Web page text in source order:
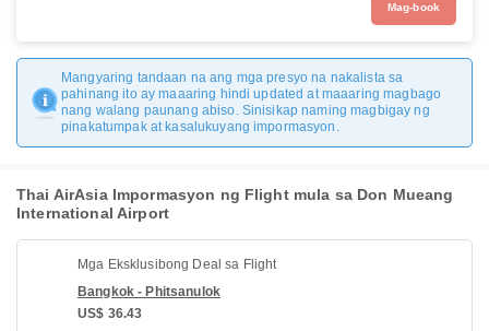
Mag-book
Mangyaring tandaan na ang mga presyo na nakalista sa
pahinang ito ay maaaring hindi updated at maaaring magbago
nang walang paunang abiso. Sinisikap naming magbigay ng
pinakatumpak at kasalukuyang impormasyon.
Thai AirAsia Impormasyon ng Flight mula sa Don Mueang
International Airport
Mga Eksklusibong Deal sa Flight
Bangkok - Phitsanulok
US$ 36.43